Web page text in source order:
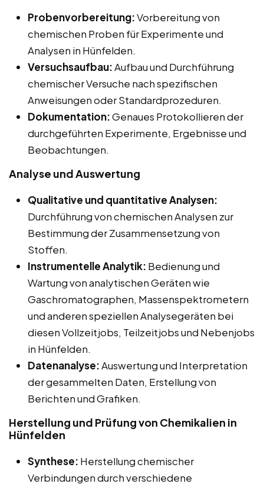
Probenvorbereitung:Vorbereitung von
chemischen Proben für Experimente und
Analysen in Hünfelden.
Versuchsaufbau:Aufbau und Durchführung
chemischer Versuche nach spezifischen
Anweisungen oder Standardprozeduren.
Dokumentation:Genaues Protokollieren der
durchgeführten Experimente, Ergebnisse und
Beobachtungen.
Analyse und Auswertung
Qualitative und quantitative Analysen:
Durchführung von chemischen Analysen zur
Bestimmung der Zusammensetzung von
Stoffen.
Instrumentelle Analytik: Bedienung und
Wartung von analytischen Geräten wie
Gaschromatographen, Massenspektrometern
und anderen speziellen Analysegeräten bei
diesen Vollzeitjobs, Teilzeitjobs und Nebenjobs
in Hünfelden.
Datenanalyse:Auswertung und Interpretation
der gesammelten Daten, Erstellung von
Berichten und Grafiken.
Herstellung und Prüfung von Chemikalien in
Hünfelden
Synthese: Herstellung chemischer
Verbindungen durch verschiedene